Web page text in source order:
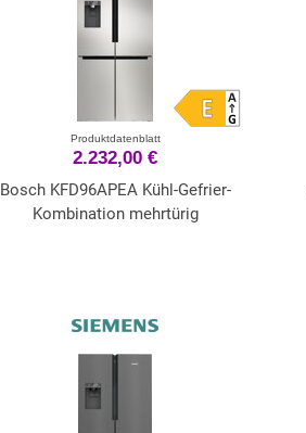
Produktdatenblatt
2.232,00 €
Bosch KFD96APEA Kühl-Gefrier-
Kombination mehrtürig